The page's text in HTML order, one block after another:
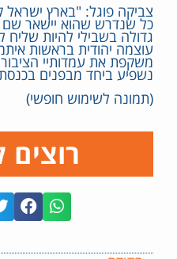
צביקה פוגל: "בארץ ישראל
כל שנדרש שהוא יישאר שם
גדולה בשבילי להיות
עוצמה יהודית בראשות
משקפת את עמדותיי
נשפיע ביחד מבפנים
(תמונה לשימוש חופשי)